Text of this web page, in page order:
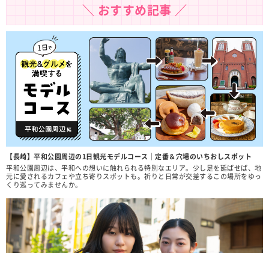
＼ おすすめ記事 ／
【長崎】平和公園周辺の1日観光モデルコース｜定番＆穴場のいちおしスポット
平和公園周辺は、平和への想いに触れられる特別なエリア。少し足を延ばせば、地
元に愛されるカフェや立ち寄りスポットも。祈りと日常が交差するこの場所をゆっ
くり巡ってみませんか。